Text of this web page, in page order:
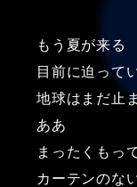
もう夏が来る
目前に迫って
地球はまだ止
ああ
まったくもっ
カーテンのな